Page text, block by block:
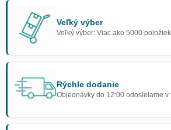
Veľký výber
Veľký výber: Viac ako 5000
Rýchle dodanie
Objednávky do 12:00 odosielame v